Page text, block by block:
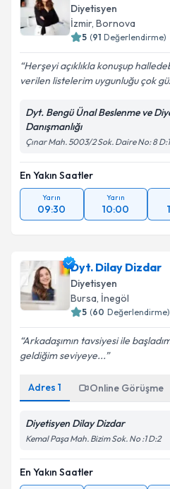
Diyetisyen
İzmir, Bornova
5 (91 Değerlendirme)
Herşeyi açıklıkla konuşup
verilen listelerim uygunluğu çok
Dyt. Bengü Ünal Beslenme ve
Danışmanlığı
Çınar Mah. 5003/2 Sok. Daire No: 8
En Yakın Saatler
Yarın
09:30
Yarın
10:00
Dyt. Dilay Dizdar
Diyetisyen
Bursa, İnegöl
5 (60 Değerlendirme)
Arkadaşımın tavsiyesi ile
geldiğim seviyeye...
Adres 1 Online Görüşme
Diyetisyen Dilay Dizdar
Kemal Paşa Mah. Bizim Sok. No :1 D:2
En Yakın Saatler